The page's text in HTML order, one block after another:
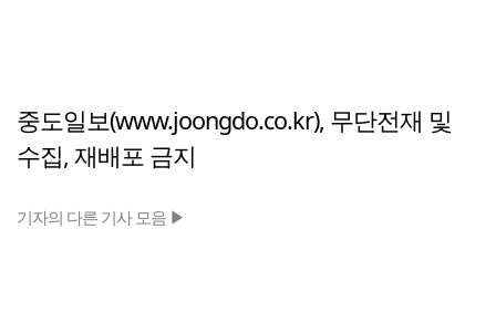
중도일보(www.joongdo.co.kr), 무단전재 및
수집, 재배포 금지
기자의 다른 기사 모음 ▶